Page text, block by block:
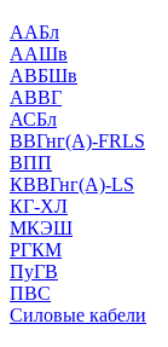
ААБл
ААШв
АВБШв
АВВГ
АСБл
ВВГнг(А)-FRLS
ВПП
КВВГнг(А)-LS
КГ-ХЛ
МКЭШ
РГКМ
ПуГВ
ПВС
Силовые кабели